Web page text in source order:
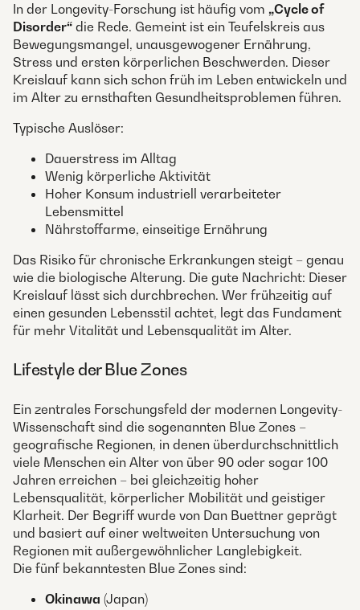
In der Longevity-Forschung ist häufig vom „Cycle of
Disorder“ die Rede. Gemeint ist ein Teufelskreis aus
Bewegungsmangel, unausgewogener Ernährung,
Stress und ersten körperlichen Beschwerden. Dieser
Kreislauf kann sich schon früh im Leben entwickeln und
im Alter zu ernsthaften Gesundheitsproblemen führen.
Typische Auslöser:
Dauerstress im Alltag
Wenig körperliche Aktivität
Hoher Konsum industriell verarbeiteter
Lebensmittel
Nährstoffarme, einseitige Ernährung
Das Risiko für chronische Erkrankungen steigt – genau
wie die biologische Alterung. Die gute Nachricht: Dieser
Kreislauf lässt sich durchbrechen. Wer frühzeitig auf
einen gesunden Lebensstil achtet, legt das Fundament
für mehr Vitalität und Lebensqualität im Alter.
Lifestyle der Blue Zones
Ein zentrales Forschungsfeld der modernen Longevity-
Wissenschaft sind die sogenannten Blue Zones –
geografische Regionen, in denen überdurchschnittlich
viele Menschen ein Alter von über 90 oder sogar 100
Jahren erreichen – bei gleichzeitig hoher
Lebensqualität, körperlicher Mobilität und geistiger
Klarheit. Der Begriff wurde von Dan Buettner geprägt
und basiert auf einer weltweiten Untersuchung von
Regionen mit außergewöhnlicher Langlebigkeit.
Die fünf bekanntesten Blue Zones sind:
Okinawa (Japan)